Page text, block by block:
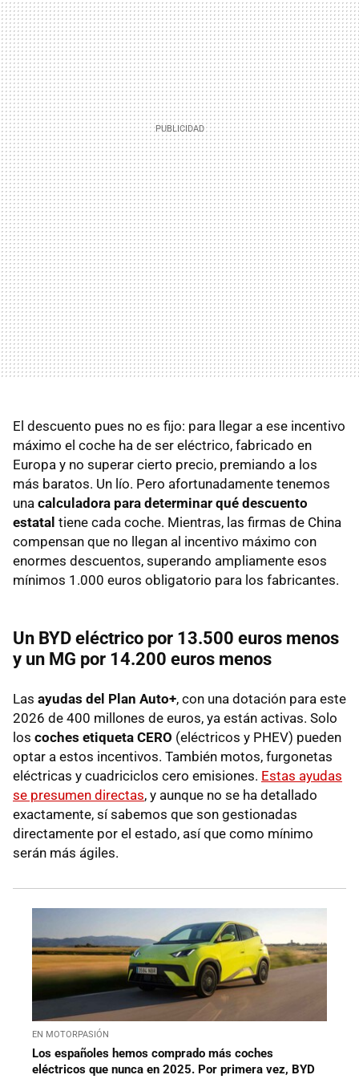
El descuento pues no es fijo: para llegar a ese incentivo
máximo el coche ha de ser eléctrico, fabricado en
Europa y no superar cierto precio, premiando a los
más baratos. Un lío. Pero afortunadamente tenemos
una calculadora para determinar qué descuento
estatal tiene cada coche. Mientras, las firmas de China
compensan que no llegan al incentivo máximo con
enormes descuentos, superando ampliamente esos
mínimos 1.000 euros obligatorio para los fabricantes.
Un BYD eléctrico por 13.500 euros menos
y un MG por 14.200 euros menos
Las ayudas del Plan Auto+, con una dotación para este
2026 de 400 millones de euros, ya están activas. Solo
los coches etiqueta CERO (eléctricos y PHEV) pueden
optar a estos incentivos. También motos, furgonetas
eléctricas y cuadriciclos cero emisiones. Estas ayudas
se presumen directas, y aunque no se ha detallado
exactamente, sí sabemos que son gestionadas
directamente por el estado, así que como mínimo
serán más ágiles.
EN MOTORPASIÓN
Los españoles hemos comprado más coches
eléctricos que nunca en 2025. Por primera vez, BYD